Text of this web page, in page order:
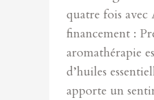
quatre fois
financement :
aromathérapie
d’huiles
apporte un